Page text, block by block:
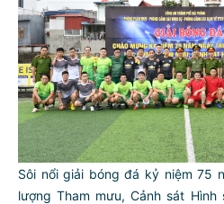
Sôi nổi giải bóng đá kỷ niệm 75
lượng Tham mưu, Cảnh sát Hình